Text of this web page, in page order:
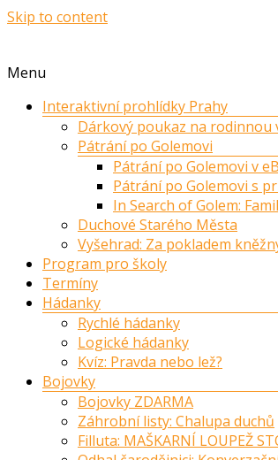
Skip to content
Menu
Interaktivní prohlídky Prahy
Dárkový poukaz na rodinnou
Pátrání po Golemovi
Pátrání po Golemovi v
Pátrání po Golemovi s
In Search of Golem:
Duchové Starého Města
Vyšehrad: Za pokladem
Program pro školy
Termíny
Hádanky
Rychlé hádanky
Logické hádanky
Kvíz: Pravda nebo lež?
Bojovky
Bojovky ZDARMA
Záhrobní listy: Chalupa duchů
Filluta: MAŠKARNÍ LOUPEŽ